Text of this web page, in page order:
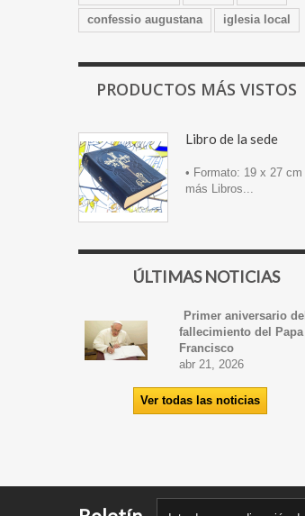
confessio augustana
iglesia local
PRODUCTOS MÁS VISTOS
Libro de la sede
• Formato: 19 x 27 cm
más Libros...
ÚLTIMAS NOTICIAS
Primer aniversario del
fallecimiento del Papa
Francisco
abr 21, 2026
Ver todas las noticias